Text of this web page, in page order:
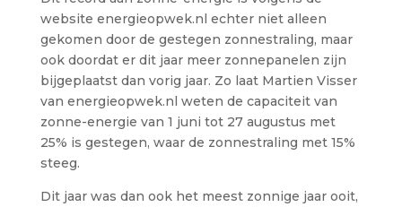
website energieopwek.nl echter niet alleen
gekomen door de gestegen zonnestraling, maar
ook doordat er dit jaar meer zonnepanelen zijn
bijgeplaatst dan vorig jaar. Zo laat Martien Visser
van energieopwek.nl weten de capaciteit van
zonne-energie van 1 juni tot 27 augustus met
25% is gestegen, waar de zonnestraling met 15%
steeg.
Dit jaar was dan ook het meest zonnige jaar ooit,